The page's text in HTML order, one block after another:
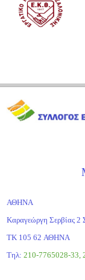
ΑΘΗΝΑ
Καραγεώργη
ΤΚ 105 62
Τηλ: 210-7765028-33,